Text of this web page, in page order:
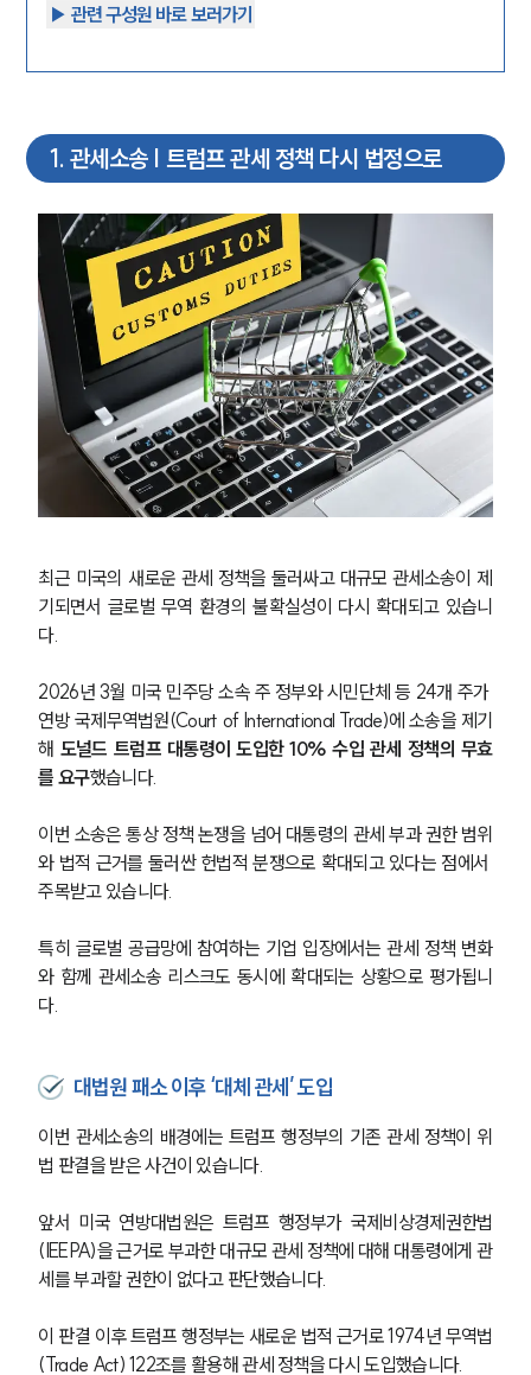
▶︎ 관련 구성원 바로 보러가기
1. 관세소송 | 트럼프 관세 정책 다시 법정으로
최근 미국의 새로운 관세 정책을 둘러싸고 대규모 관세소송이 제
기되면서 글로벌 무역 환경의 불확실성이 다시 확대되고 있습니
다.
2026년 3월 미국 민주당 소속 주 정부와 시민단체 등 24개 주가
연방 국제무역법원(Court of International Trade)에 소송을 제기
해 도널드 트럼프 대통령이 도입한 10% 수입 관세 정책의 무효
를 요구했습니다.
이번 소송은 통상 정책 논쟁을 넘어 대통령의 관세 부과 권한 범위
와 법적 근거를 둘러싼 헌법적 분쟁으로 확대되고 있다는 점에서
주목받고 있습니다.
특히 글로벌 공급망에 참여하는 기업 입장에서는 관세 정책 변화
와 함께 관세소송 리스크도 동시에 확대되는 상황으로 평가됩니
다.
대법원 패소 이후 ‘대체 관세’ 도입
이번 관세소송의 배경에는 트럼프 행정부의 기존 관세 정책이 위
법 판결을 받은 사건이 있습니다.
앞서 미국 연방대법원은 트럼프 행정부가 국제비상경제권한법
(IEEPA)을 근거로 부과한 대규모 관세 정책에 대해 대통령에게 관
세를 부과할 권한이 없다고 판단했습니다.
이 판결 이후 트럼프 행정부는 새로운 법적 근거로 1974년 무역법
(Trade Act) 122조를 활용해 관세 정책을 다시 도입했습니다.